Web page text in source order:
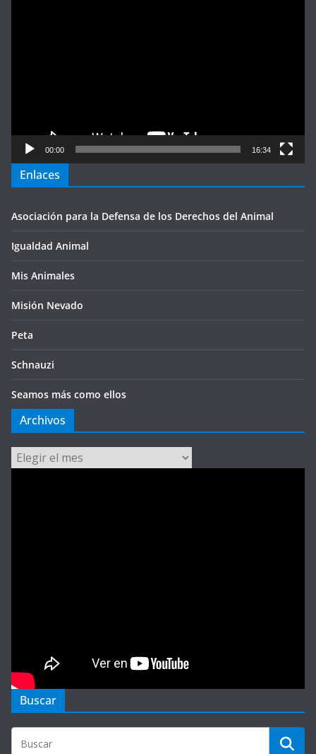
00:00 16:34
Enlaces
Asociación para la Defensa de los Derechos del Animal
Igualdad Animal
Mis Animales
Misión Nevado
Peta
Schnauzi
Seamos más como ellos
Archivos
Archivos
Buscar